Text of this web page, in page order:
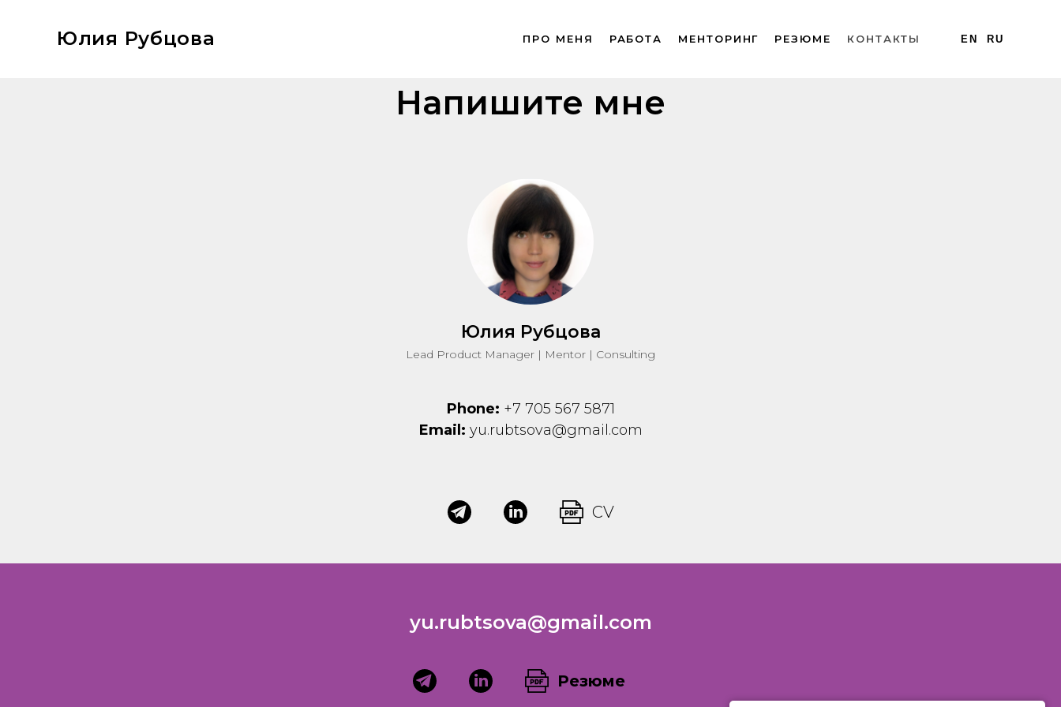
Юлия Рубцова ПРО МЕНЯ РАБОТА МЕНТОРИНГ РЕЗЮМЕ КОНТАКТЫ EN RU
Напишите мне
Юлия Рубцова
Lead Product Manager | Mentor | Consulting
Phone: +7 705 567 5871
Email: yu.rubtsova@gmail.com
CV
yu.rubtsova@gmail.com
Резюме